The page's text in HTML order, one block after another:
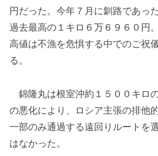
円だった。今年７月に釧路であっ
過去最高の１キロ６万６９６０円
高値は不漁を危惧する中でのご祝
る。
錦隆丸は根室沖約１５００キロ
の悪化により、ロシア主張の排他
一部のみ通過する遠回りルートを
はなかった。